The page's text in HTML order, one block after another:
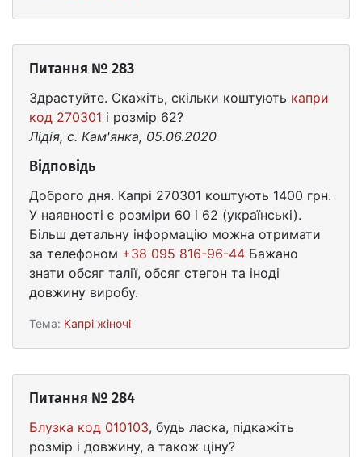
Питання № 283
Здрастуйте. Скажіть, скільки коштують капри
код 270301 і розмір 62?
Лідія, с. Кам'янка, 05.06.2020
Відповідь
Доброго дня. Капрі 270301 коштують 1400 грн.
У наявності є розміри 60 і 62 (українські).
Більш детальну інформацію можна отримати
за телефоном +38 095 816-96-44 Бажано
знати обсяг талії, обсяг стегон та іноді
довжину виробу.
Тема: Капрі жіночі
Питання № 284
Блузка код 010103, будь ласка, підкажіть
розмір і довжину, а також ціну?